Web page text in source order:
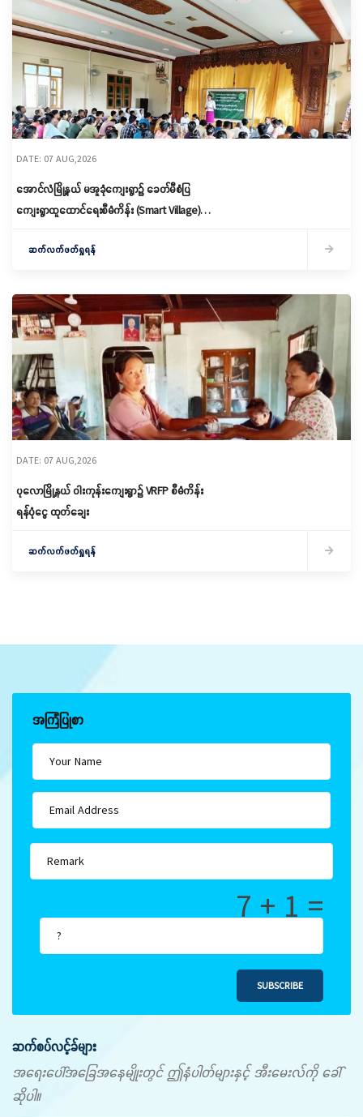
DATE: 07 AUG,2026
အောင်လံမြို့နယ် မအူခုံကျေးရွာ၌ ခေတ်မီစံပြ
ကျေးရွာထူထောင်ရေးစီမံကိန်း (Smart Village)
ဆက်လက်ဖတ်ရှုရန်
DATE: 07 AUG,2026
ပုလောမြို့နယ် ဝါးကုန်းကျေးရွာ၌ ‌VRFP စီမံကိန်း
ရန်ပုံငွေ ထုတ်ချေး
ဆက်လက်ဖတ်ရှုရန်
အကြံပြုစာ
7 + 1 =
SUBSCRIBE
ဆက်စပ်လင့်ခ်များ
အရေးပေါ်အခြေအနေမျိုးတွင် ဤနံပါတ်များနှင့် အီးမေးလ်ကို ခေါ်
ဆိုပါ။